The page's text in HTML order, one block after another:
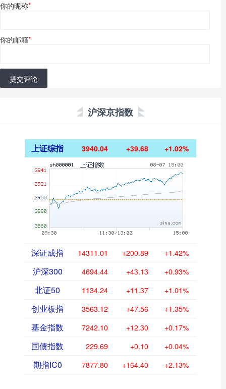
你的昵称*
你的邮箱*
提交评论
沪深京指数
上证综指 3940.04 +39.68 +1.02%
深证成指 14311.01 +200.89 +1.42%
沪深300 4694.44 +43.13 +0.93%
北证50 1134.24 +11.37 +1.01%
创业板指 3563.12 +47.56 +1.35%
基金指数 7242.10 +12.30 +0.17%
国债指数 229.69 +0.10 +0.04%
期指IC0 7877.80 +164.40 +2.13%